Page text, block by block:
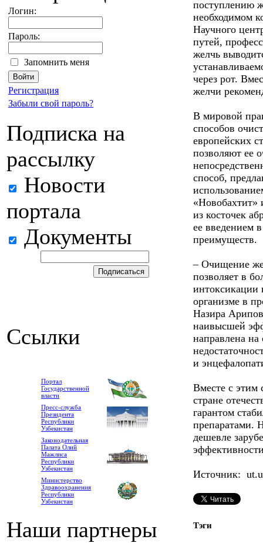
Логин:
Пароль:
Запомнить меня
Регистрация
Забыли свой пароль?
Подписка на
рассылку
Новости
портала
Документы
Ссылки
Портал
Государственной
власти
Пресс-служба
Президента
Республики
Узбекистан
Законодательная
Палата Олий
Мажлиса
Республики
Узбекистан
Министерство
Здравоохранения
Республики
Узбекистан
Наши партнеры
поступлению
необходимом
Научного
путей,
желчь
через рот.
желчи
В мировой
способов
европейских
позволяют ее
способ,
«Новобахтит»
из косточек
ее введением
преимуществ.
– Очищение
позволяет в
интоксикации
организме в
Назира
наивысшей
направлена
и
Вместе с этим
стране
гарантом
препаратами.
дешевле
Источник:
Тэги